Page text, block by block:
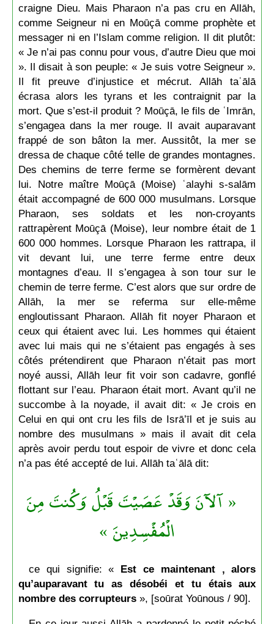
craigne Dieu. Mais Pharaon n’a pas cru en Allāh,
comme Seigneur ni en Moūçā comme prophète et
messager ni en l’Islam comme religion. Il dit plutôt:
« Je n’ai pas connu pour vous, d’autre Dieu que moi
». Il disait à son peuple: « Je suis votre Seigneur ».
Il fit preuve d’injustice et mécrut. Allāh taʿālā
écrasa alors les tyrans et les contraignit par la
mort. Que s’est-il produit ? Moūçā, le fils de ʿImrān,
s’engagea dans la mer rouge. Il avait auparavant
frappé de son bâton la mer. Aussitôt, la mer se
dressa de chaque côté telle de grandes montagnes.
Des chemins de terre ferme se formèrent devant
lui. Notre maître Moūçā (Moise) ʿalayhi s-salām
était accompagné de 600 000 musulmans. Lorsque
Pharaon, ses soldats et les non-croyants
rattrapèrent Moūçā (Moise), leur nombre était de 1
600 000 hommes. Lorsque Pharaon les rattrapa, il
vit devant lui, une terre ferme entre deux
montagnes d’eau. Il s’engagea à son tour sur le
chemin de terre ferme. C’est alors que sur ordre de
Allāh, la mer se referma sur elle-même
engloutissant Pharaon. Allāh fit noyer Pharaon et
ceux qui étaient avec lui. Les hommes qui étaient
avec lui mais qui ne s’étaient pas engagés à ses
côtés prétendirent que Pharaon n’était pas mort
noyé aussi, Allāh leur fit voir son cadavre, gonflé
flottant sur l’eau. Pharaon était mort. Avant qu’il ne
succombe à la noyade, il avait dit: « Je crois en
Celui en qui ont cru les fils de Isrā’īl et je suis au
nombre des musulmans » mais il avait dit cela
après avoir perdu tout espoir de vivre et donc cela
n’a pas été accepté de lui. Allāh taʿālā dit:
« آلآنَ وَقَدْ عَصَيْتَ قَبْلُ وَكُنتَ مِنَ
الْمُفْسِدِينَ »
ce qui signifie: « Est ce maintenant , alors
qu’auparavant tu as désobéi et tu étais aux
nombre des corrupteurs», [soūrat Yoūnous / 90].